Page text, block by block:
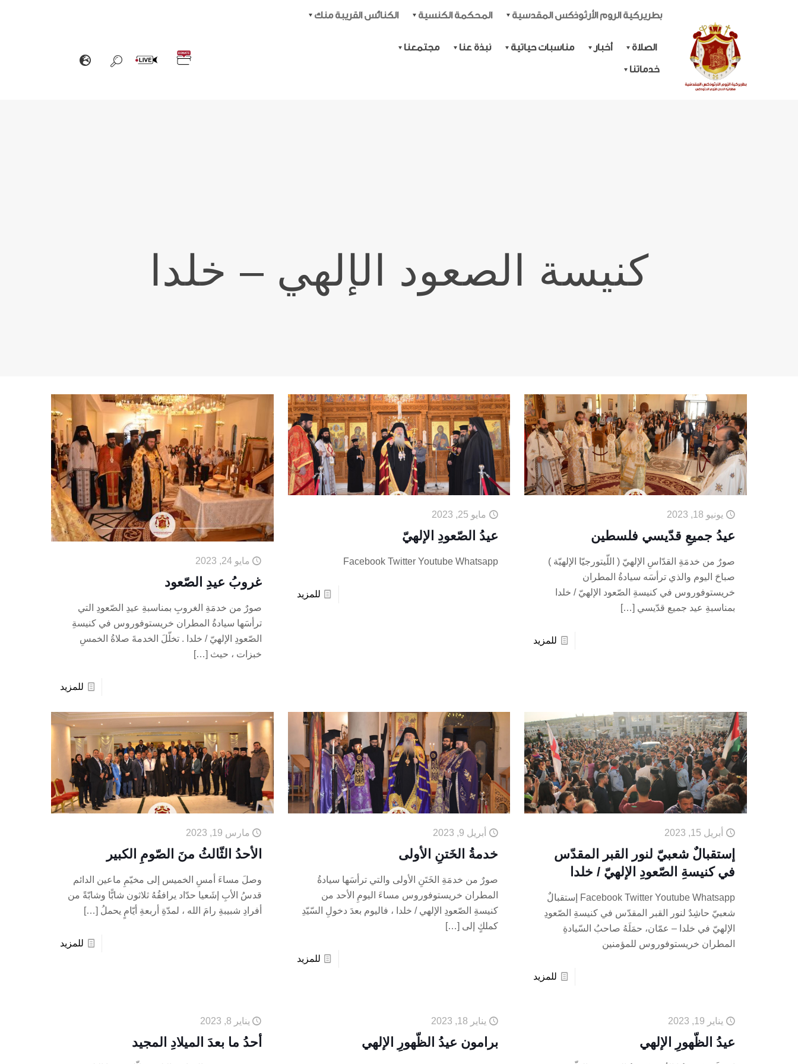
بطريركية الروم الأرثوذكس المقدسية المحكمة الكنسية الكنائس القريبة منك
الصلاة أخبار مناسبات حياتية نبذة عنا مجتمعنا
خدماتنا
كنيسة الصعود الإلهي – خلدا
يونيو 18, 2023
عيدُ جميعِ قدّيسي فلسطين
صورٌ من خدمَةِ القدّاسِ الإلهيّ ( اللّيتورجيّا الإلهيّة )
صباحَ اليوم والذي ترأسَه سيادةُ المطران
خريستوفوروس في كنيسةِ الصّعود الإلهيّ / خلدا
بمناسبةِ عيد جميع قدّيسي […]
للمزيد
مايو 25, 2023
عيدُ الصّعودِ الإلهيّ
Facebook Twitter Youtube Whatsapp
للمزيد
مايو 24, 2023
غروبُ عيدِ الصّعود
صورٌ من خدمَةِ الغروبِ بمناسبةِ عيدِ الصّعودِ التي
ترأسَها سيادةُ المطران خريستوفوروس في كنيسةِ
الصّعودِ الإلهيّ / خلدا . تخلّلَ الخدمةَ صلاةُ الخمسِ
خبزات ، حيث […]
للمزيد
أبريل 15, 2023
إستقبالٌ شعبيّ لنور القبر المقدّس
في كنيسةِ الصّعودِ الإلهيّ / خلدا
Facebook Twitter Youtube Whatsapp إستقبالٌ
شعبيّ حاشِدٌ لنور القبر المقدّس في كنيسةِ الصّعودِ
الإلهيّ في خلدا – عمّان، حمَلَهُ صاحبُ السّيادةِ
المطران خريستوفوروس للمؤمنين
للمزيد
أبريل 9, 2023
خدمةُ الخَتنِ الأولى
صورٌ من خدمَةِ الخَتَنِ الأولى والتي ترأسَها سيادةُ
المطران خريستوفوروس مساءَ اليومِ الأحد من
كنيسةِ الصّعودِ الإلهي / خلدا ، فاليوم بعدَ دخولِ السّيّدِ
كملكٍ إلى […]
للمزيد
مارس 19, 2023
الأحدُ الثّالثُ منَ الصّومِ الكبير
وصلَ مساءَ أمسِ الخميس إلى مخيّمِ ماعين الدائم
قدسُ الأبِ إشَعيا حدّاد يرافقُهُ ثلاثون شابًّا وشابّةً من
أفرادِ شبيبةِ رامَ الله ، لمدّةِ أربعةِ أيّامٍ يحملُ […]
للمزيد
يناير 19, 2023
عيدُ الظّهورِ الإلهي
يناير 18, 2023
برامون عيدُ الظّهورِ الإلهي
يناير 8, 2023
أحدُ ما بعدَ الميلادِ المجيد